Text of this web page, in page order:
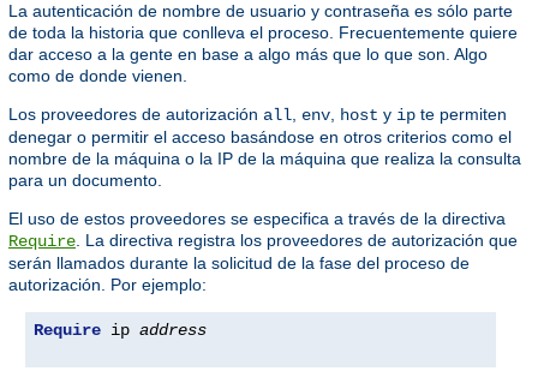
La autenticación de nombre de usuario y contraseña es sólo parte
de toda la historia que conlleva el proceso. Frecuentemente quiere
dar acceso a la gente en base a algo más que lo que son. Algo
como de donde vienen.
Los proveedores de autorización all env host y ip te permiten
denegar o permitir el acceso basándose en otros criterios como el
nombre de la máquina o la IP de la máquina que realiza la consulta
para un documento.
El uso de estos proveedores se especifica a través de la directiva
Require . La directiva registra los proveedores de autorización que
serán llamados durante la solicitud de la fase del proceso de
autorización. Por ejemplo:
Require ip address